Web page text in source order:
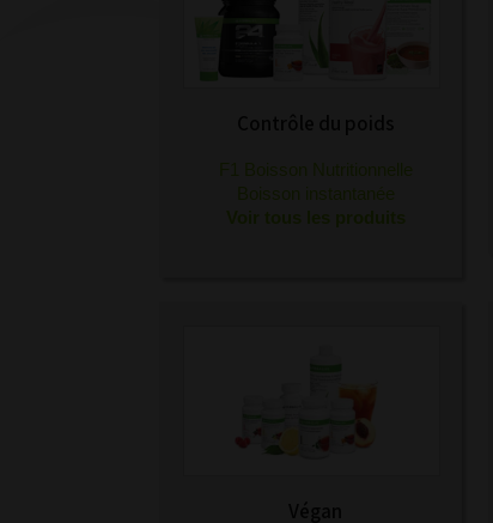
F1 Boisson Nutritionnelle
Boisson instantanée
Voir tous les produits